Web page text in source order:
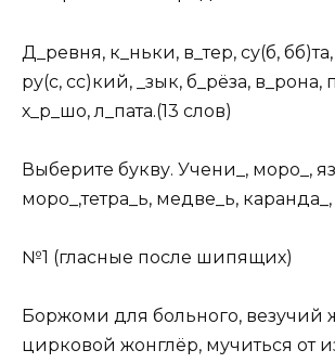
Д_ревня, к_ньки, в_тер, су(б, бб)та,
ру(с, сс)кий, _зык, б_рёза, в_рона,
х_р_шо, л_пата.(13 слов)
Выберите букву. Учени_, моро_,
моро_,тетра_ь, медве_ь, каранда_,
№1 (гласные после шипящих)
Боржоми для больного, везучий
цирковой жонглёр, мучиться от